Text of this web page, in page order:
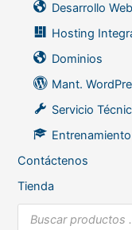
Desarrollo
Hosting
Dominios
Mant.
Servicio
Entrenamiento
Contáctenos
Tienda
B